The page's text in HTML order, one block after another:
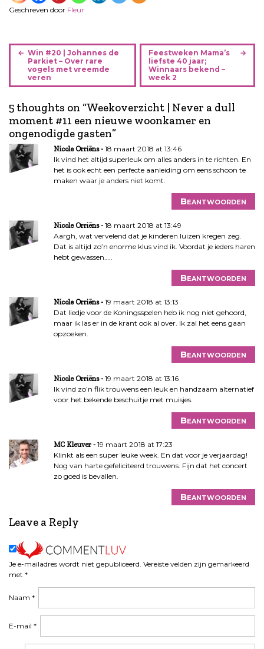
Geschreven door Fleur
B
i
c
h
t
n
a
v
t
i
e
Win #20 | Johannes de
Parkiet – Over rare
vogels met vreemde
veren
Feestweken Mama’s
liefste 40 jaar;
Winnaars bekend –
week 2
5 thoughts on “Weekoverzicht | Never a dull
moment #11 een nieuwe woonkamer en
ongenodigde gasten”
Nicole Orriëns
18 maart 2018 at 13:46
Ik vind het altijd superleuk om alles anders in te richten. En
het is ook echt een perfecte aanleiding om eens schoon te
maken waar je anders niet komt.
Beantwoorden
Nicole Orriëns
18 maart 2018 at 13:49
Aargh, wat vervelend dat je kinderen luizen kregen zeg.
Dat is altijd zo’n enorme klus vind ik. Voordat je ieders haren
hebt gewassen…..
Beantwoorden
Nicole Orriëns
19 maart 2018 at 13:13
Dat liedje voor de Koningsspelen heb ik nog niet gehoord,
maar ik las er in de krant ook al over. Ik zal het eens gaan
opzoeken.
Beantwoorden
Nicole Orriëns
19 maart 2018 at 13:16
Ik vind zo’n flik trouwens een leuk en handzaam alternatief
voor het bekende beschuitje met muisjes.
Beantwoorden
MC Kleuver
19 maart 2018 at 17:23
Klinkt als een super leuke week. En dat voor je verjaardag!
Nog van harte gefeliciteerd trouwens. Fijn dat het concert
zo goed is bevallen.
Beantwoorden
Leave a Reply
Je e-mailadres wordt niet gepubliceerd. Vereiste velden zijn gemarkeerd
met *
Naam *
E-mail *